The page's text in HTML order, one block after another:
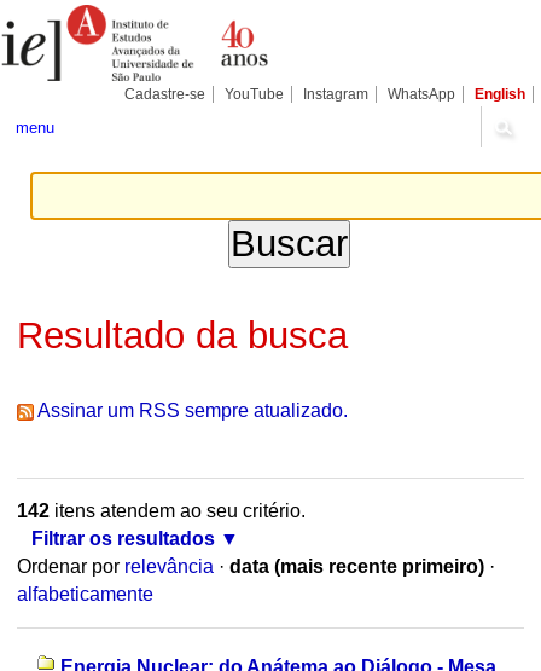
para
conteúdo.
Pessoais
Cadastre-se YouTube Instagram WhatsApp English
menu
Resultado da busca
Assinar um RSS sempre atualizado.
142itens atendem ao seu critério.
Filtrar os resultados
Ordenar por relevância · data (mais recente primeiro) ·
alfabeticamente
Energia Nuclear: do Anátema ao Diálogo - Mesa